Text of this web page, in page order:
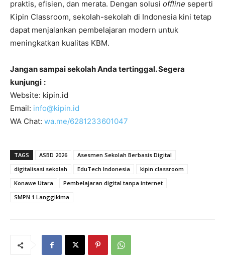
praktis, efisien, dan merata. Dengan solusi offline seperti
Kipin Classroom, sekolah-sekolah di Indonesia kini tetap
dapat menjalankan pembelajaran modern untuk
meningkatkan kualitas KBM.
Jangan sampai sekolah Anda tertinggal. Segera
kunjungi :
Website: kipin.id
Email: info@kipin.id
WA Chat: wa.me/6281233601047
TAGS ASBD 2026
Asesmen Sekolah Berbasis Digital
digitalisasi sekolah
EduTech Indonesia
kipin classroom
Konawe Utara
Pembelajaran digital tanpa internet
SMPN 1 Langgikima